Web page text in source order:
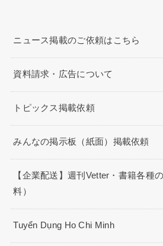
ニュース掲載のご依頼はこちら
資料請求・広告について
トピックス掲載依頼
みんなの掲示板（紙面）掲載依頼
【企業配送】週刊Vetter・書籍各種
料）
Tuyển Dụng Ho Chi Minh